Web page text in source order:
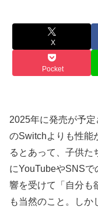
X
Pocket
2025年に発売が予
のSwitchよりも性能
るとあって、子供た
にYouTubeやSNS
響を受けて「自分も
も当然のこと。しか